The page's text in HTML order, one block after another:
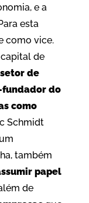
e a
esta
como vice.
de
de
fundador do
como
Schmidt
também
papel
de